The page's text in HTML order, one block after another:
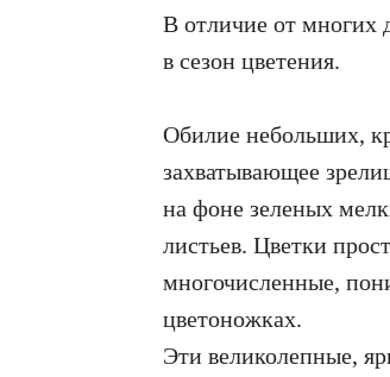
В отличие от многих
в сезон цветения.
Обилие небольших,
захватывающее
на фоне зеленых
листьев. Цветки
многочисленные,
цветоножках.
Эти великолепные,